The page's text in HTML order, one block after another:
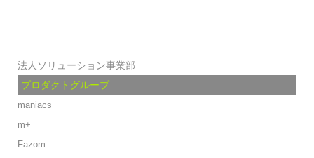
法人ソリューション事業部
プロダクトグループ
maniacs
m+
Fazom